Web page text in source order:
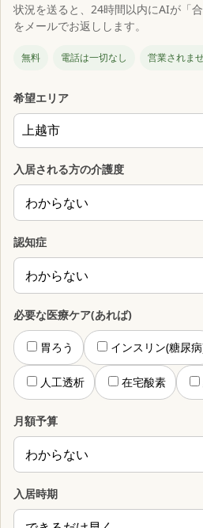
状況を送ると、24時間以内にAIが「
をメールでお返しします。
無料 電話は一切なし 営業されま
希望エリア
入居される方の介護度
認知症
必要な医療ケア(あれば)
胃ろう インスリン(糖尿
人工透析 在宅酸素
月額予算
入居時期